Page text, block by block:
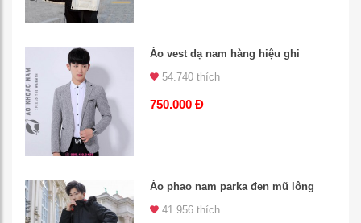
Áo vest dạ nam hàng hiệu ghi
54.740 thích
750.000 Đ
Áo phao nam parka đen mũ lông
41.956 thích